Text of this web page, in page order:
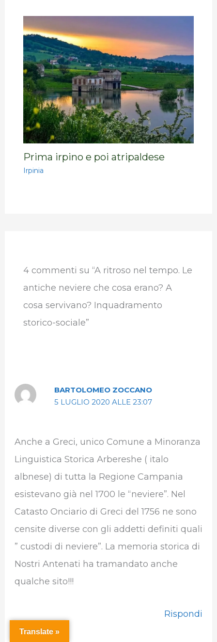
Prima irpino e poi atripaldese
Irpinia
4 commenti su “A ritroso nel tempo. Le
antiche neviere che cosa erano? A
cosa servivano? Inquadramento
storico-sociale”
BARTOLOMEO ZOCCANO
5 LUGLIO 2020 ALLE 23:07
Anche a Greci, unico Comune a Minoranza
Linguistica Storica Arbereshe ( italo
albnese) di tutta la Regione Campania
esistevano già nel 1700 le “neviere”. Nel
Catasto Onciario di Greci del 1756 ne sono
censite diverse con gli addetti definiti quali
” custodi di neviere”. La memoria storica di
Nostri Antenati ha tramandato anche
qualche sito!!!
Rispondi
Translate »